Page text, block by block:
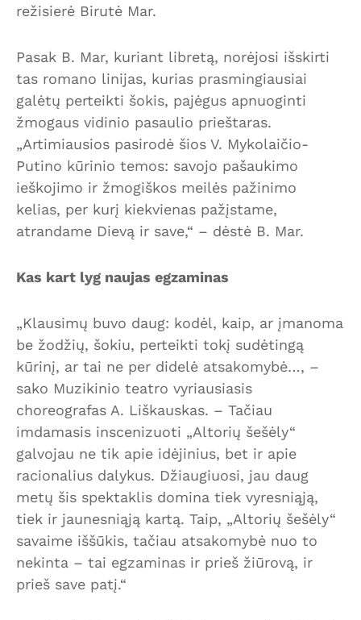
režisierė Birutė Mar.
Pasak B. Mar, kuriant libretą, norėjosi išskirti
tas romano linijas, kurias prasmingiausiai
galėtų perteikti šokis, pajėgus apnuoginti
žmogaus vidinio pasaulio prieštaras.
„Artimiausios pasirodė šios V. Mykolaičio-
Putino kūrinio temos: savojo pašaukimo
ieškojimo ir žmogiškos meilės pažinimo
kelias, per kurį kiekvienas pažįstame,
atrandame Dievą ir save,“ – dėstė B. Mar.
Kas kart lyg naujas egzaminas
„Klausimų buvo daug: kodėl, kaip, ar įmanoma
be žodžių, šokiu, perteikti tokį sudėtingą
kūrinį, ar tai ne per didelė atsakomybė…, –
sako Muzikinio teatro vyriausiasis
choreografas A. Liškauskas. – Tačiau
imdamasis inscenizuoti „Altorių šešėly“
galvojau ne tik apie idėjinius, bet ir apie
racionalius dalykus. Džiaugiuosi, jau daug
metų šis spektaklis domina tiek vyresniąją,
tiek ir jaunesniąją kartą. Taip, „Altorių šešėly“
savaime iššūkis, tačiau atsakomybė nuo to
nekinta – tai egzaminas ir prieš žiūrovą, ir
prieš save patį.“